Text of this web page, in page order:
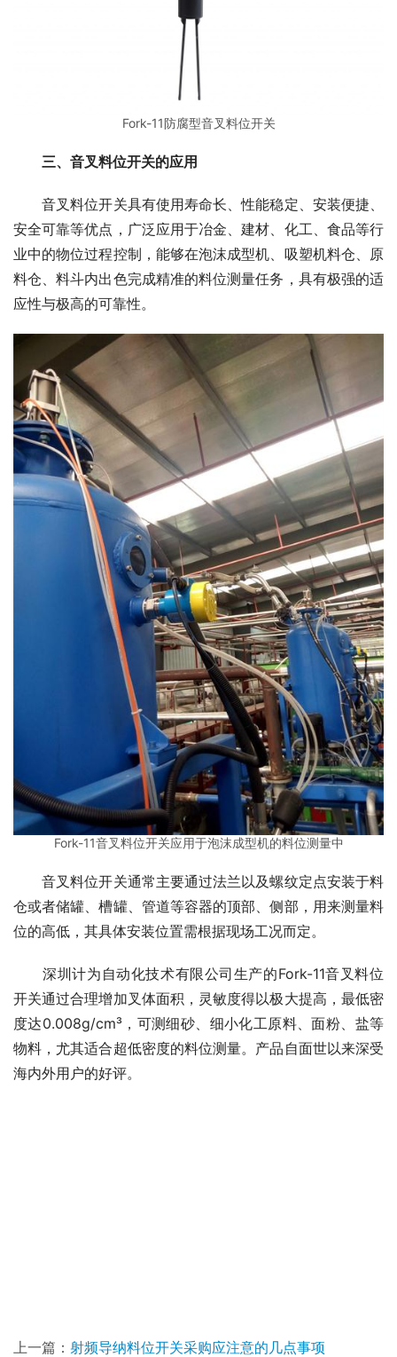
Fork-11防腐型音叉料位开关
三、音叉料位开关的应用
音叉料位开关具有使用寿命长、性能稳定、安装便捷、
安全可靠等优点，广泛应用于冶金、建材、化工、食品等行
业中的物位过程控制，能够在泡沫成型机、吸塑机料仓、原
料仓、料斗内出色完成精准的料位测量任务，具有极强的适
应性与极高的可靠性。
Fork-11音叉料位开关应用于泡沫成型机的料位测量中
音叉料位开关通常主要通过法兰以及螺纹定点安装于料
仓或者储罐、槽罐、管道等容器的顶部、侧部，用来测量料
位的高低，其具体安装位置需根据现场工况而定。
深圳计为自动化技术有限公司生产的Fork-11音叉料位
开关通过合理增加叉体面积，灵敏度得以极大提高，最低密
度达0.008g/cm³，可测细砂、细小化工原料、面粉、盐等
物料，尤其适合超低密度的料位测量。产品自面世以来深受
海内外用户的好评。
上一篇： 射频导纳料位开关采购应注意的几点事项